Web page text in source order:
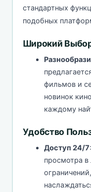
стандартных
подобных
Широкий
фильмов и
новинок
каждому
Удобство
Доступ 24/7
просмотра